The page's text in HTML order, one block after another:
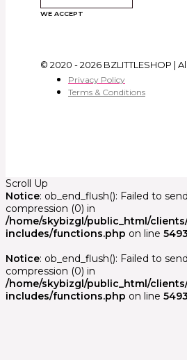
WE ACCEPT
© 2020 - 2026 BZLITTLESHOP |
Privacy Policy
Terms & Conditions
Scroll Up
Notice: ob_end_flush(): Failed to
compression (0) in
/home/skybizgl/public_html/
includes/functions.php on line 5493
Notice: ob_end_flush(): Failed to
compression (0) in
/home/skybizgl/public_html/
includes/functions.php on line 5493